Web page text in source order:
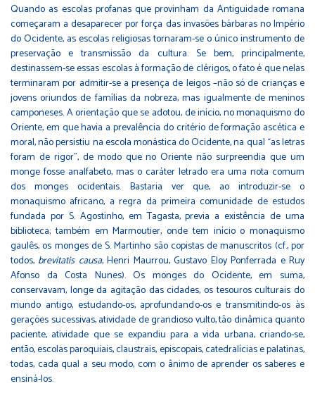
Quando as escolas profanas que provinham da Antiguidade romana
começaram a desaparecer por força das invasões bárbaras no Império
do Ocidente, as escolas religiosas tornaram-se o único instrumento de
preservação e transmissão da cultura. Se bem, principalmente,
destinassem-se essas escolas à formação de clérigos, o fato é que nelas
terminaram por admitir-se a presença de leigos –não só de crianças e
jovens oriundos de famílias da nobreza, mas igualmente de meninos
camponeses. A orientação que se adotou, de início, no monaquismo do
Oriente, em que havia a prevalência do critério de formação ascética e
moral, não persistiu na escola monástica do Ocidente, na qual “as letras
foram de rigor”, de modo que no Oriente não surpreendia que um
monge fosse analfabeto, mas o caráter letrado era uma nota comum
dos monges ocidentais. Bastaria ver que, ao introduzir-se o
monaquismo africano, a regra da primeira comunidade de estudos
fundada por S. Agostinho, em Tagasta, previa a existência de uma
biblioteca; também em Marmoutier, onde tem início o monaquismo
gaulês, os monges de S. Martinho são copistas de manuscritos (cf., por
todos, brevitatis causa, Henri Maurrou, Gustavo Eloy Ponferrada e Ruy
Afonso da Costa Nunes). Os monges do Ocidente, em suma,
conservavam, longe da agitação das cidades, os tesouros culturais do
mundo antigo, estudando-os, aprofundando-os e transmitindo-os às
gerações sucessivas, atividade de grandioso vulto, tão dinâmica quanto
paciente, atividade que se expandiu para a vida urbana, criando-se,
então, escolas paroquiais, claustrais, episcopais, catedralícias e palatinas,
todas, cada qual a seu modo, com o ânimo de aprender os saberes e
ensiná-los.